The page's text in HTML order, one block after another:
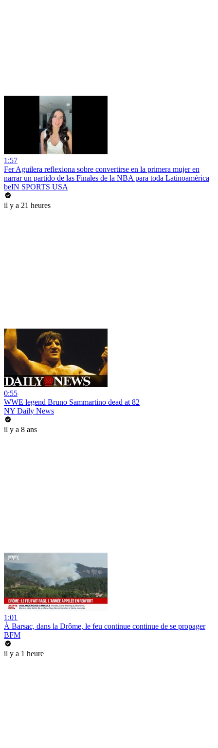
1:57
Fer Aguilera reflexiona sobre convertirse en la primera mujer en
narrar un partido de las Finales de la NBA para toda Latinoamérica
beIN SPORTS USA
il y a 21 heures
0:55
WWE legend Bruno Sammartino dead at 82
NY Daily News
il y a 8 ans
1:01
À Barsac, dans la Drôme, le feu continue continue de se propager
BFM
il y a 1 heure